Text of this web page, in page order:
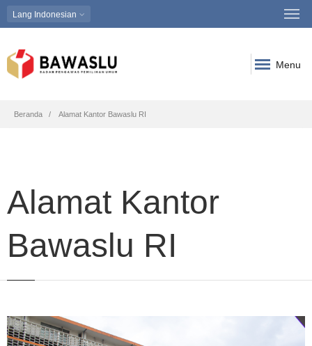
Lang Indonesian
Menu
Breadcrumb
Beranda Alamat Kantor Bawaslu RI
Alamat Kantor
Bawaslu RI